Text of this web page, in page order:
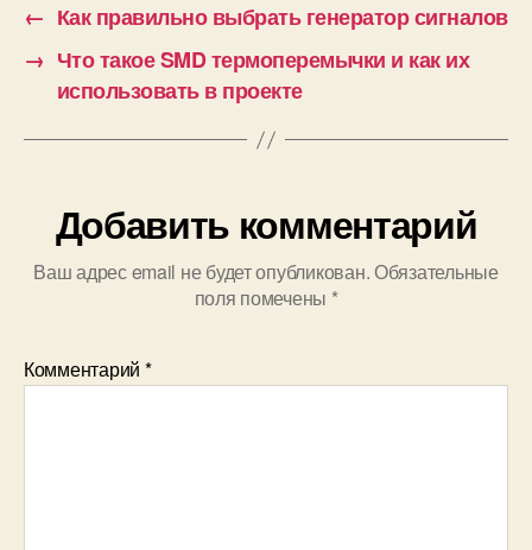
← Как правильно выбрать генератор сигналов
→ Что такое SMD термоперемычки и как их
использовать в проекте
Добавить комментарий
Ваш адрес email не будет опубликован.Обязательные
поля помечены *
Комментарий *